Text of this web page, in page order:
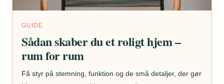
GUIDE
Sådan skaber du et roligt hjem –
rum for rum
Få styr på stemning, funktion og de små detaljer, der gør